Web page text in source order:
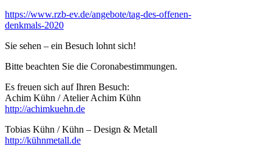
https://www.rzb-ev.de/angebote/tag-des-offenen-
denkmals-2020
Sie sehen – ein Besuch lohnt sich!
Bitte beachten Sie die Coronabestimmungen.
Es freuen sich auf Ihren Besuch:
Achim Kühn / Atelier Achim Kühn
http://achimkuehn.de
Tobias Kühn / Kühn – Design & Metall
http://kühnmetall.de